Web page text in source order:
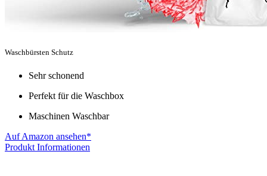
Waschbürsten Schutz
Sehr schonend
Perfekt für die Waschbox
Maschinen Waschbar
Auf Amazon ansehen*
Produkt Informationen